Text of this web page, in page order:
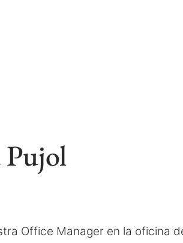
Office Manager en la oficina